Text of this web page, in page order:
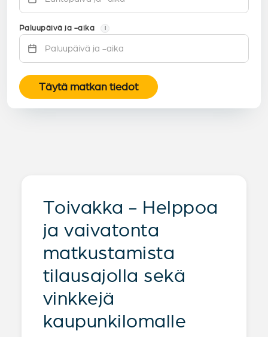
Paluupäivä ja -aika i
Täytä matkan tiedot
Toivakka - Helppoa
ja vaivatonta
matkustamista
tilausajolla sekä
vinkkejä
kaupunkilomalle